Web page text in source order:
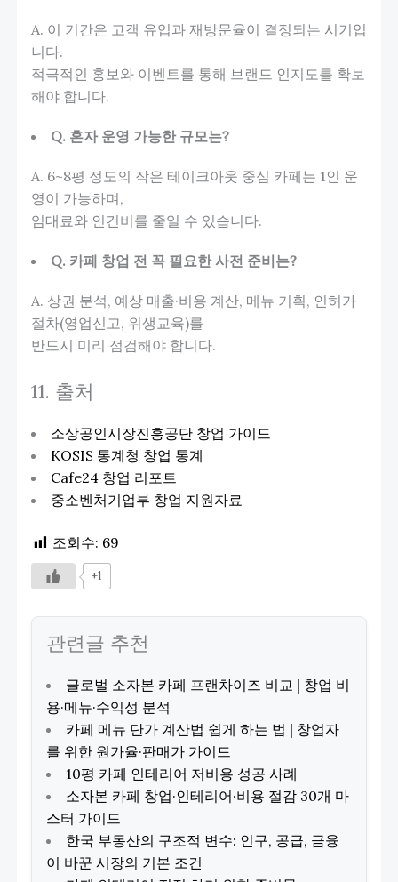
A. 이 기간은 고객 유입과 재방문율이 결정되는 시기입
니다.
적극적인 홍보와 이벤트를 통해 브랜드 인지도를 확보
해야 합니다.
Q. 혼자 운영 가능한 규모는?
A. 6~8평 정도의 작은 테이크아웃 중심 카페는 1인 운
영이 가능하며,
임대료와 인건비를 줄일 수 있습니다.
Q. 카페 창업 전 꼭 필요한 사전 준비는?
A. 상권 분석, 예상 매출·비용 계산, 메뉴 기획, 인허가
절차(영업신고, 위생교육)를
반드시 미리 점검해야 합니다.
11. 출처
소상공인시장진흥공단 창업 가이드
KOSIS 통계청 창업 통계
Cafe24 창업 리포트
중소벤처기업부 창업 지원자료
조회수: 69
+1
관련글 추천
글로벌 소자본 카페 프랜차이즈 비교 | 창업 비
용·메뉴·수익성 분석
카페 메뉴 단가 계산법 쉽게 하는 법 | 창업자
를 위한 원가율·판매가 가이드
10평 카페 인테리어 저비용 성공 사례
소자본 카페 창업·인테리어·비용 절감 30개 마
스터 가이드
한국 부동산의 구조적 변수: 인구, 공급, 금융
이 바꾼 시장의 기본 조건